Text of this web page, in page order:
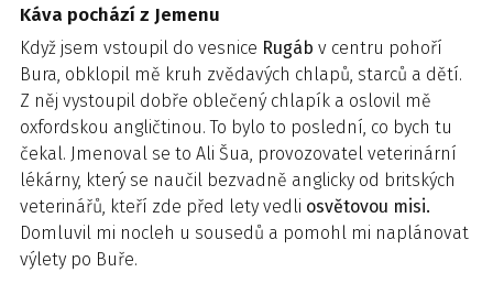
Káva pochází z Jemenu
Když jsem vstoupil do vesnice Rugáb v centru pohoří
Bura, obklopil mě kruh zvědavých chlapů, starců a dětí.
Z něj vystoupil dobře oblečený chlapík a oslovil mě
oxfordskou angličtinou. To bylo to poslední, co bych tu
čekal. Jmenoval se to Ali Šua, provozovatel veterinární
lékárny, který se naučil bezvadně anglicky od britských
veterinářů, kteří zde před lety vedli osvětovou misi.
Domluvil mi nocleh u sousedů a pomohl mi naplánovat
výlety po Buře.